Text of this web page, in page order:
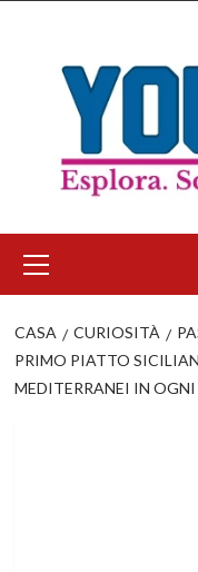
contenuto
principale
CASA CURIOSITÀ
PRIMO PIATTO
MEDITERRANEI IN